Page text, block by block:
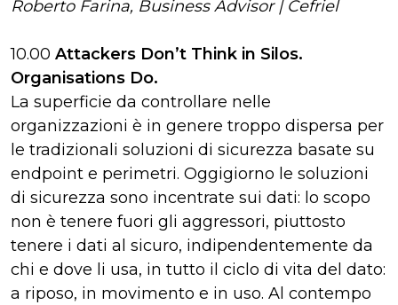
Roberto Farina, Business Advisor | Cefriel
10.00 Attackers Don’t Think in Silos.
Organisations Do.
La superficie da controllare nelle
organizzazioni è in genere troppo dispersa per
le tradizionali soluzioni di sicurezza basate su
endpoint e perimetri. Oggigiorno le soluzioni
di sicurezza sono incentrate sui dati: lo scopo
non è tenere fuori gli aggressori, piuttosto
tenere i dati al sicuro, indipendentemente da
chi e dove li usa, in tutto il ciclo di vita del dato:
a riposo, in movimento e in uso. Al contempo